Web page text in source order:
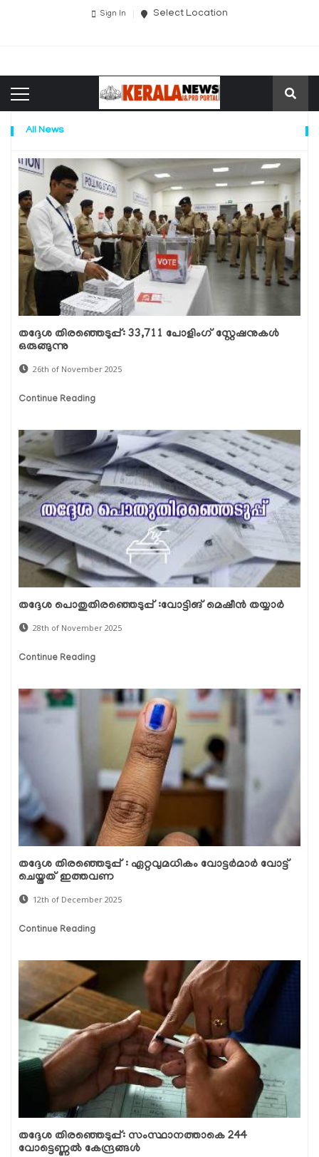
Sign In Select Location
All News
തദ്ദേശ തിരഞ്ഞെടുപ്പ്: 33,711 പോളിംഗ് സ്റ്റേഷനുകൾ
ഒരുങ്ങുന്നു
26th of November 2025
Continue Reading
തദ്ദേശ പൊതുതിരഞ്ഞെടുപ്പ് :വോട്ടിങ് മെഷീൻ തയ്യാർ
28th of November 2025
Continue Reading
തദ്ദേശ തിരഞ്ഞെടുപ്പ് : ഏറ്റവുമധികം വോട്ടർമാർ വോട്ട്
ചെയ്തത് ഇത്തവണ
12th of December 2025
Continue Reading
തദ്ദേശ തിരഞ്ഞെടുപ്പ്: സംസ്ഥാനത്താകെ 244
വോട്ടെണ്ണൽ കേന്ദ്രങ്ങൾ